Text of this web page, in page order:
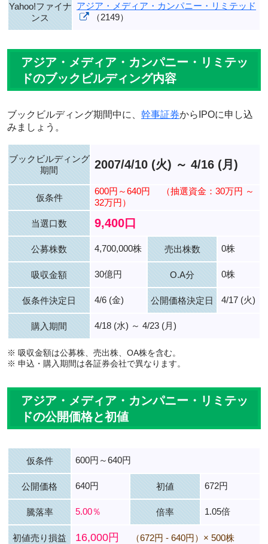
Yahoo!ファイナ
ンス
アジア・メディア・カンパニー・リミテッド
（2149）
アジア・メディア・カンパニー・リミテッ
ドのブックビルディング内容
ブックビルディング期間中に、 幹事証券からIPOに申し込
みましょう。
ブックビルディング
期間
2007/4/10 (火) ～ 4/16 (月)
仮条件
600円～640円
（抽選資金：30万円 ～
32万円）
当選口数 9,400口
公募株数 4,700,000株 売出株数 0株
吸収金額 30億円 O.A分 0株
仮条件決定日 4/6 (金) 公開価格決定日 4/17 (火)
購入期間 4/18 (水) ～ 4/23 (月)
※ 吸収金額は公募株、売出株、OA株を含む。
※ 申込・購入期間は各証券会社で異なります。
アジア・メディア・カンパニー・リミテッ
ドの公開価格と初値
仮条件 600円～640円
公開価格 640円 初値 672円
騰落率 5.00％ 倍率 1.05倍
初値売り損益 16,000円 （672円 - 640円）× 500株